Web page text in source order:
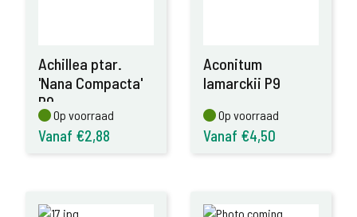
Achillea ptar.
'Nana Compacta'
P9
Op voorraad
Op voorraad
Vanaf €2,88
Aconitum
lamarckii P9
Op voorraad
Op voorraad
Vanaf €4,50